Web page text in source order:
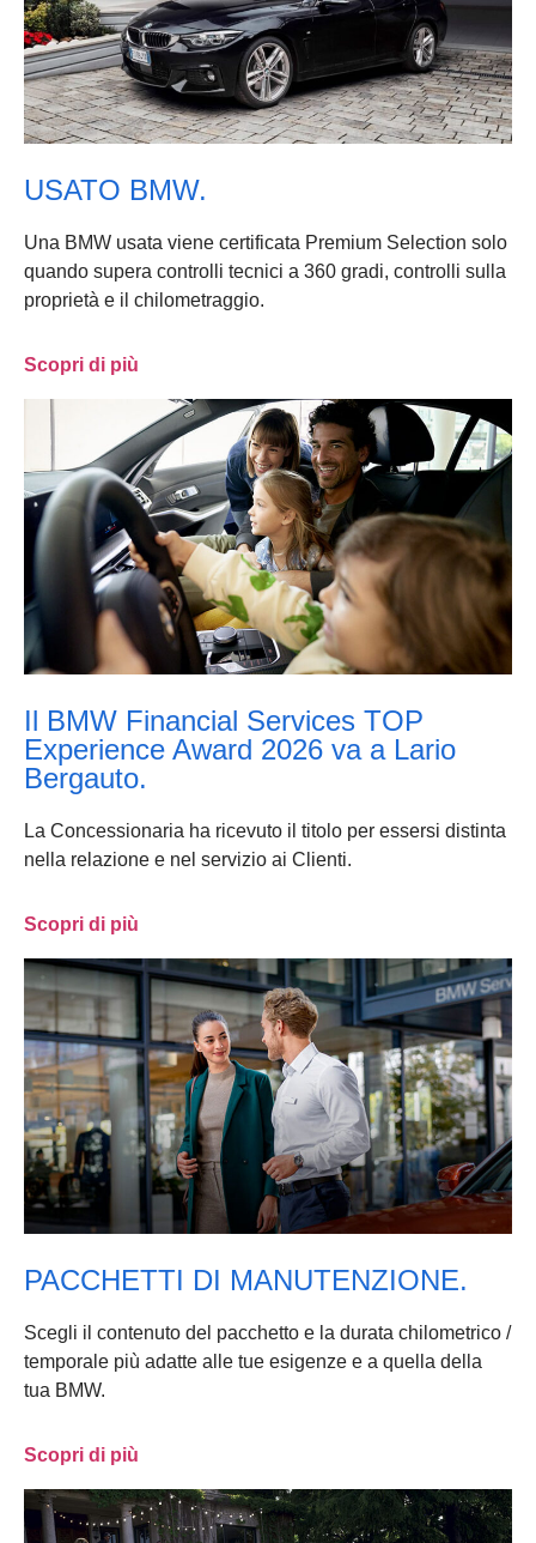
USATO BMW.
Una BMW usata viene certificata Premium Selection solo
quando supera controlli tecnici a 360 gradi, controlli sulla
proprietà e il chilometraggio.
Scopri di più
Il BMW Financial Services TOP
Experience Award 2026 va a Lario
Bergauto.
La Concessionaria ha ricevuto il titolo per essersi distinta
nella relazione e nel servizio ai Clienti.
Scopri di più
PACCHETTI DI MANUTENZIONE.
Scegli il contenuto del pacchetto e la durata chilometrico /
temporale più adatte alle tue esigenze e a quella della
tua BMW.
Scopri di più